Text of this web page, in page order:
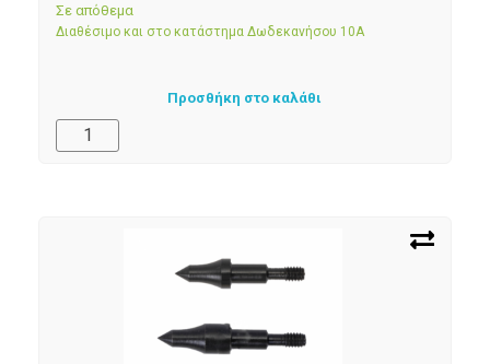
Σε απόθεμα
Διαθέσιμο και στο κατάστημα Δωδεκανήσου 10Α
Προσθήκη στο καλάθι